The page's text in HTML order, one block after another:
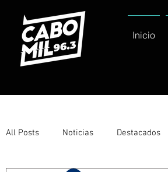
Inicio
All Posts Noticias Destacados